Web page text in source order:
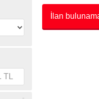
İlan